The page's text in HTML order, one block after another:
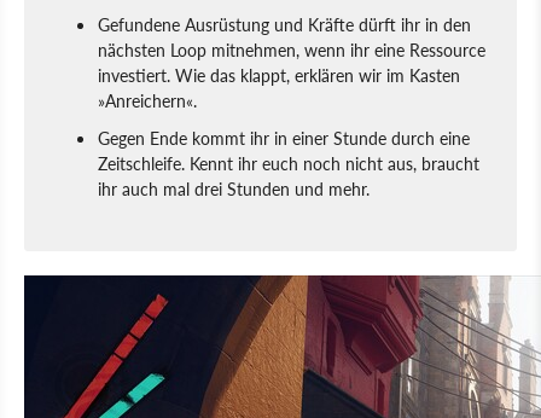
Gefundene Ausrüstung und Kräfte dürft ihr in den
nächsten Loop mitnehmen, wenn ihr eine Ressource
investiert. Wie das klappt, erklären wir im Kasten
»Anreichern«.
Gegen Ende kommt ihr in einer Stunde durch eine
Zeitschleife. Kennt ihr euch noch nicht aus, braucht
ihr auch mal drei Stunden und mehr.